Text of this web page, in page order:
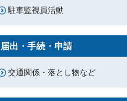
駐車監視員活動
届出・手続・申請
交通関係・落とし物など